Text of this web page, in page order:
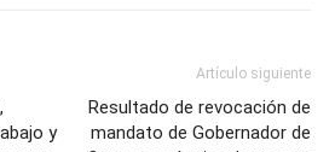
y
Artículo siguiente
Resultado de revocación de
mandato de Gobernador de